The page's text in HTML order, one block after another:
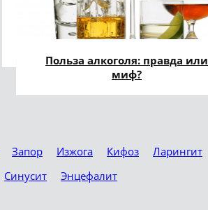
Польза алкоголя: правда или
миф?
Запор Изжога Кифоз
Ларингит
Синусит Энцефалит